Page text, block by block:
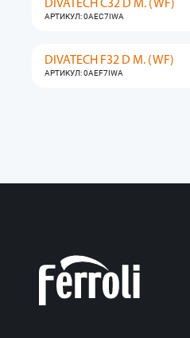
DIVATECH C32 D M. (WF)
АРТИКУЛ: 0AEC7IWA
DIVATECH F32 D M. (WF)
АРТИКУЛ: 0AEF7IWA